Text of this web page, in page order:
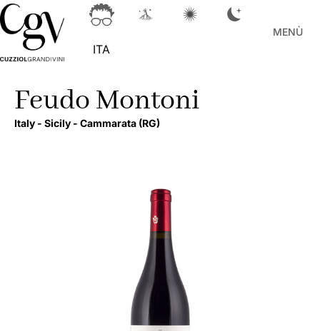
ITA
MENÙ
Feudo Montoni
Italy - Sicily - Cammarata (RG)